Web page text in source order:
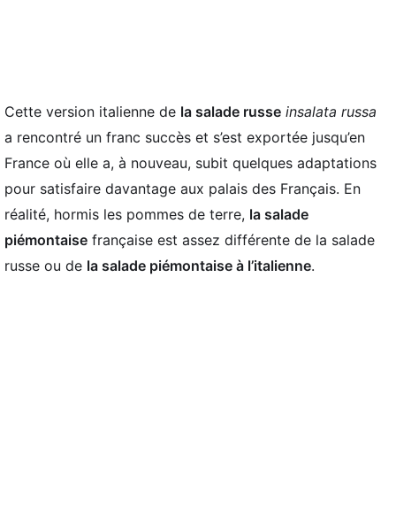
Cette version italienne de la salade russe insalata russa
a rencontré un franc succès et s’est exportée jusqu’en
France où elle a, à nouveau, subit quelques adaptations
pour satisfaire davantage aux palais des Français. En
réalité, hormis les pommes de terre, la salade
piémontaise française est assez différente de la salade
russe ou de la salade piémontaise à l’italienne.